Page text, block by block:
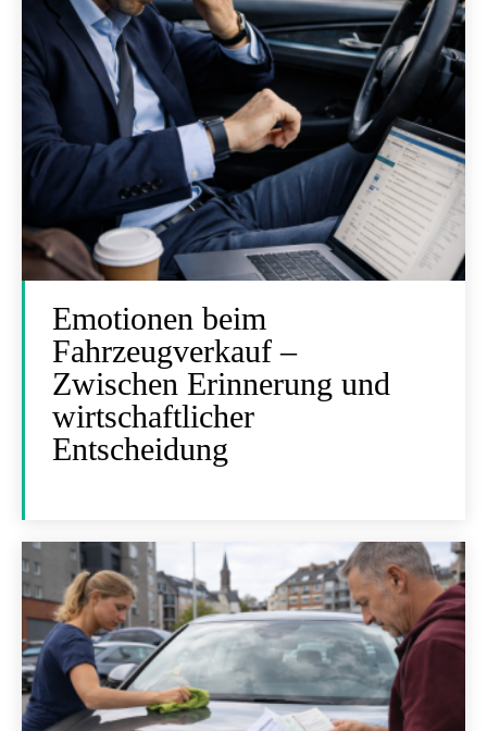
Emotionen beim
Fahrzeugverkauf –
Zwischen Erinnerung und
wirtschaftlicher
Entscheidung